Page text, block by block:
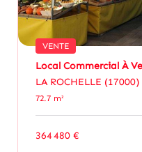
VENTE
LA ROCHELLE (17000)
72.7 m²
364 480 €